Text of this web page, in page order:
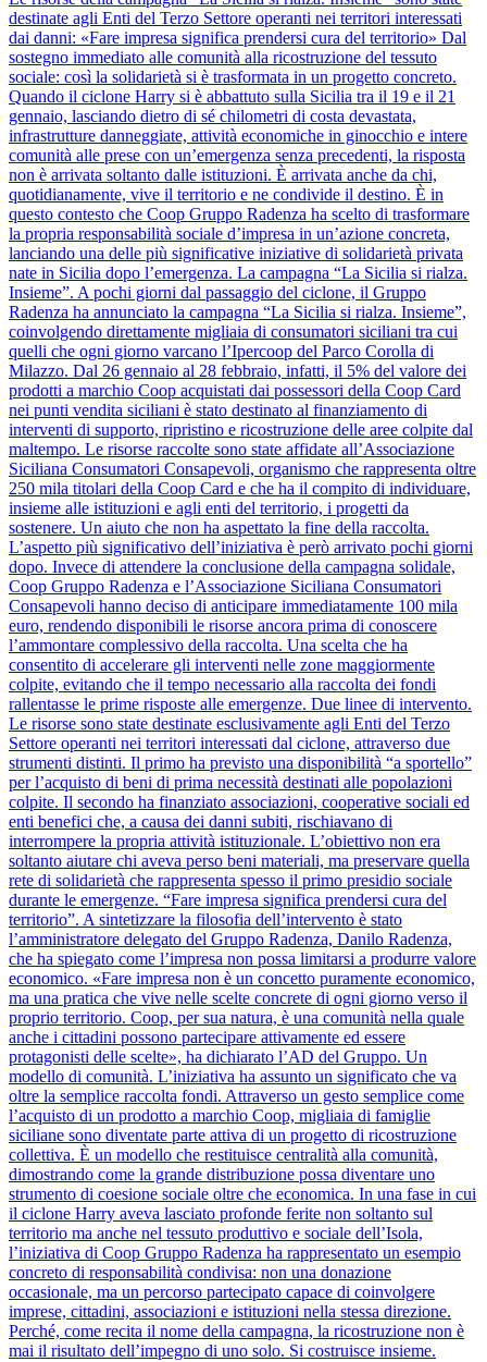
destinate agli Enti del Terzo Settore operanti nei territori interessati
dai danni: «Fare impresa significa prendersi cura del territorio» Dal
sostegno immediato alle comunità alla ricostruzione del tessuto
sociale: così la solidarietà si è trasformata in un progetto concreto.
Quando il ciclone Harry si è abbattuto sulla Sicilia tra il 19 e il 21
gennaio, lasciando dietro di sé chilometri di costa devastata,
infrastrutture danneggiate, attività economiche in ginocchio e intere
comunità alle prese con un’emergenza senza precedenti, la risposta
non è arrivata soltanto dalle istituzioni. È arrivata anche da chi,
quotidianamente, vive il territorio e ne condivide il destino. È in
questo contesto che Coop Gruppo Radenza ha scelto di trasformare
la propria responsabilità sociale d’impresa in un’azione concreta,
lanciando una delle più significative iniziative di solidarietà privata
nate in Sicilia dopo l’emergenza. La campagna “La Sicilia si rialza.
Insieme”. A pochi giorni dal passaggio del ciclone, il Gruppo
Radenza ha annunciato la campagna “La Sicilia si rialza. Insieme”,
coinvolgendo direttamente migliaia di consumatori siciliani tra cui
quelli che ogni giorno varcano l’Ipercoop del Parco Corolla di
Milazzo. Dal 26 gennaio al 28 febbraio, infatti, il 5% del valore dei
prodotti a marchio Coop acquistati dai possessori della Coop Card
nei punti vendita siciliani è stato destinato al finanziamento di
interventi di supporto, ripristino e ricostruzione delle aree colpite dal
maltempo. Le risorse raccolte sono state affidate all’Associazione
Siciliana Consumatori Consapevoli, organismo che rappresenta oltre
250 mila titolari della Coop Card e che ha il compito di individuare,
insieme alle istituzioni e agli enti del territorio, i progetti da
sostenere. Un aiuto che non ha aspettato la fine della raccolta.
L’aspetto più significativo dell’iniziativa è però arrivato pochi giorni
dopo. Invece di attendere la conclusione della campagna solidale,
Coop Gruppo Radenza e l’Associazione Siciliana Consumatori
Consapevoli hanno deciso di anticipare immediatamente 100 mila
euro, rendendo disponibili le risorse ancora prima di conoscere
l’ammontare complessivo della raccolta. Una scelta che ha
consentito di accelerare gli interventi nelle zone maggiormente
colpite, evitando che il tempo necessario alla raccolta dei fondi
rallentasse le prime risposte alle emergenze. Due linee di intervento.
Le risorse sono state destinate esclusivamente agli Enti del Terzo
Settore operanti nei territori interessati dal ciclone, attraverso due
strumenti distinti. Il primo ha previsto una disponibilità “a sportello”
per l’acquisto di beni di prima necessità destinati alle popolazioni
colpite. Il secondo ha finanziato associazioni, cooperative sociali ed
enti benefici che, a causa dei danni subiti, rischiavano di
interrompere la propria attività istituzionale. L’obiettivo non era
soltanto aiutare chi aveva perso beni materiali, ma preservare quella
rete di solidarietà che rappresenta spesso il primo presidio sociale
durante le emergenze. “Fare impresa significa prendersi cura del
territorio”. A sintetizzare la filosofia dell’intervento è stato
l’amministratore delegato del Gruppo Radenza, Danilo Radenza,
che ha spiegato come l’impresa non possa limitarsi a produrre valore
economico. «Fare impresa non è un concetto puramente economico,
ma una pratica che vive nelle scelte concrete di ogni giorno verso il
proprio territorio. Coop, per sua natura, è una comunità nella quale
anche i cittadini possono partecipare attivamente ed essere
protagonisti delle scelte», ha dichiarato l’AD del Gruppo. Un
modello di comunità. L’iniziativa ha assunto un significato che va
oltre la semplice raccolta fondi. Attraverso un gesto semplice come
l’acquisto di un prodotto a marchio Coop, migliaia di famiglie
siciliane sono diventate parte attiva di un progetto di ricostruzione
collettiva. È un modello che restituisce centralità alla comunità,
dimostrando come la grande distribuzione possa diventare uno
strumento di coesione sociale oltre che economica. In una fase in cui
il ciclone Harry aveva lasciato profonde ferite non soltanto sul
territorio ma anche nel tessuto produttivo e sociale dell’Isola,
l’iniziativa di Coop Gruppo Radenza ha rappresentato un esempio
concreto di responsabilità condivisa: non una donazione
occasionale, ma un percorso partecipato capace di coinvolgere
imprese, cittadini, associazioni e istituzioni nella stessa direzione.
Perché, come recita il nome della campagna, la ricostruzione non è
mai il risultato dell’impegno di uno solo. Si costruisce insieme.